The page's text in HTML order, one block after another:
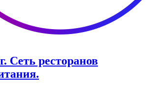
Сеть ресторанов